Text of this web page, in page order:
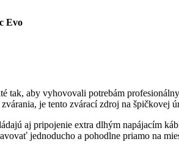
Evo
tak, aby vyhovovali potrebám
je tento zvárací zdroj na špičkovej
aj pripojenie extra dlhým napájacím
jednoducho a pohodlne priamo na